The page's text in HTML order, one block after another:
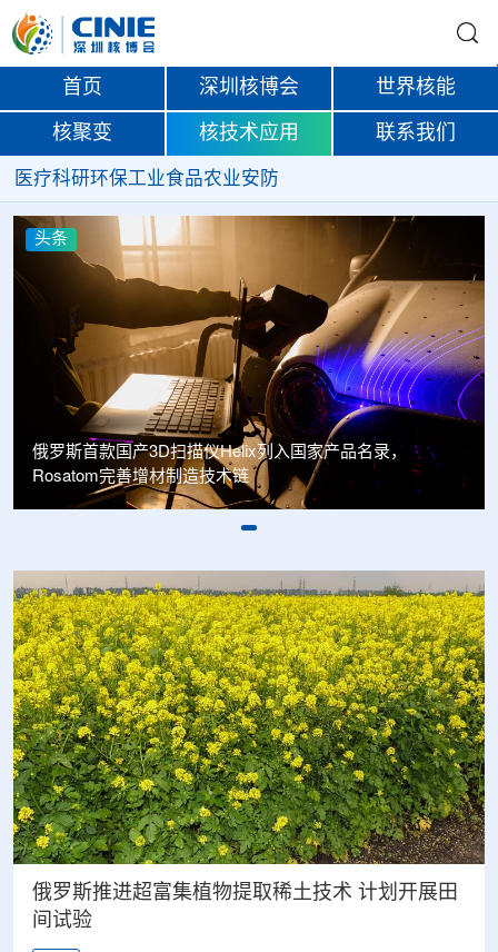
首页 深圳核博会 世界核能
核聚变 核技术应用 联系我们
医疗科研环保工业食品农业安防
头条
俄罗斯首款国产3D扫描仪Helix列入国家产品名录，
Rosatom完善增材制造技术链
俄罗斯推进超富集植物提取稀土技术 计划开展田
间试验